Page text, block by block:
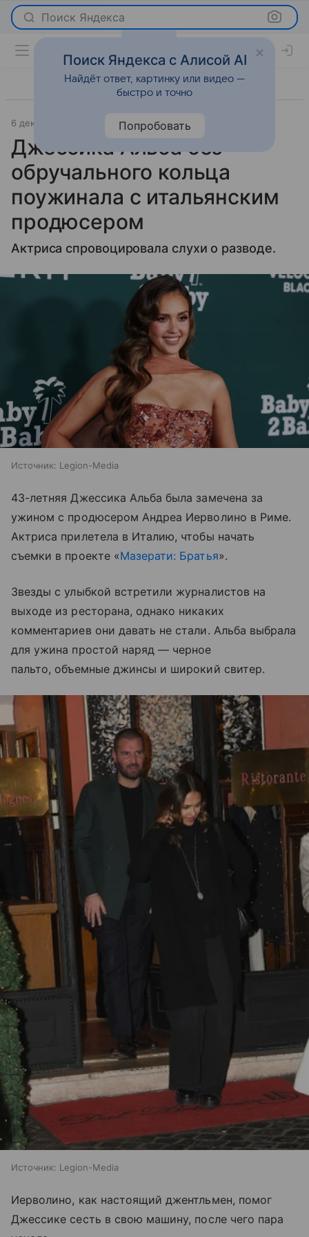
Поиск Яндекса
6 декабря 2024 Светская жизнь
Джессика Альба без
обручального кольца
поужинала с итальянским
продюсером
Актриса спровоцировала слухи о разводе.
Источник: Legion-Media
43-летняя Джессика Альба была замечена за
ужином с продюсером Андреа Иерволино в Риме.
Актриса прилетела в Италию, чтобы начать
съемки в проекте «Мазерати: Братья».
Звезды с улыбкой встретили журналистов на
выходе из ресторана, однако никаких
комментариев они давать не стали. Альба выбрала
для ужина простой наряд — черное
пальто, объемные джинсы и широкий свитер.
Источник: Legion-Media
Иерволино, как настоящий джентльмен, помог
Джессике сесть в свою машину, после чего пара
Поиск Яндекса с Алисой AI
Найдёт ответ, картинку или видео —
быстро и точно
Попробовать